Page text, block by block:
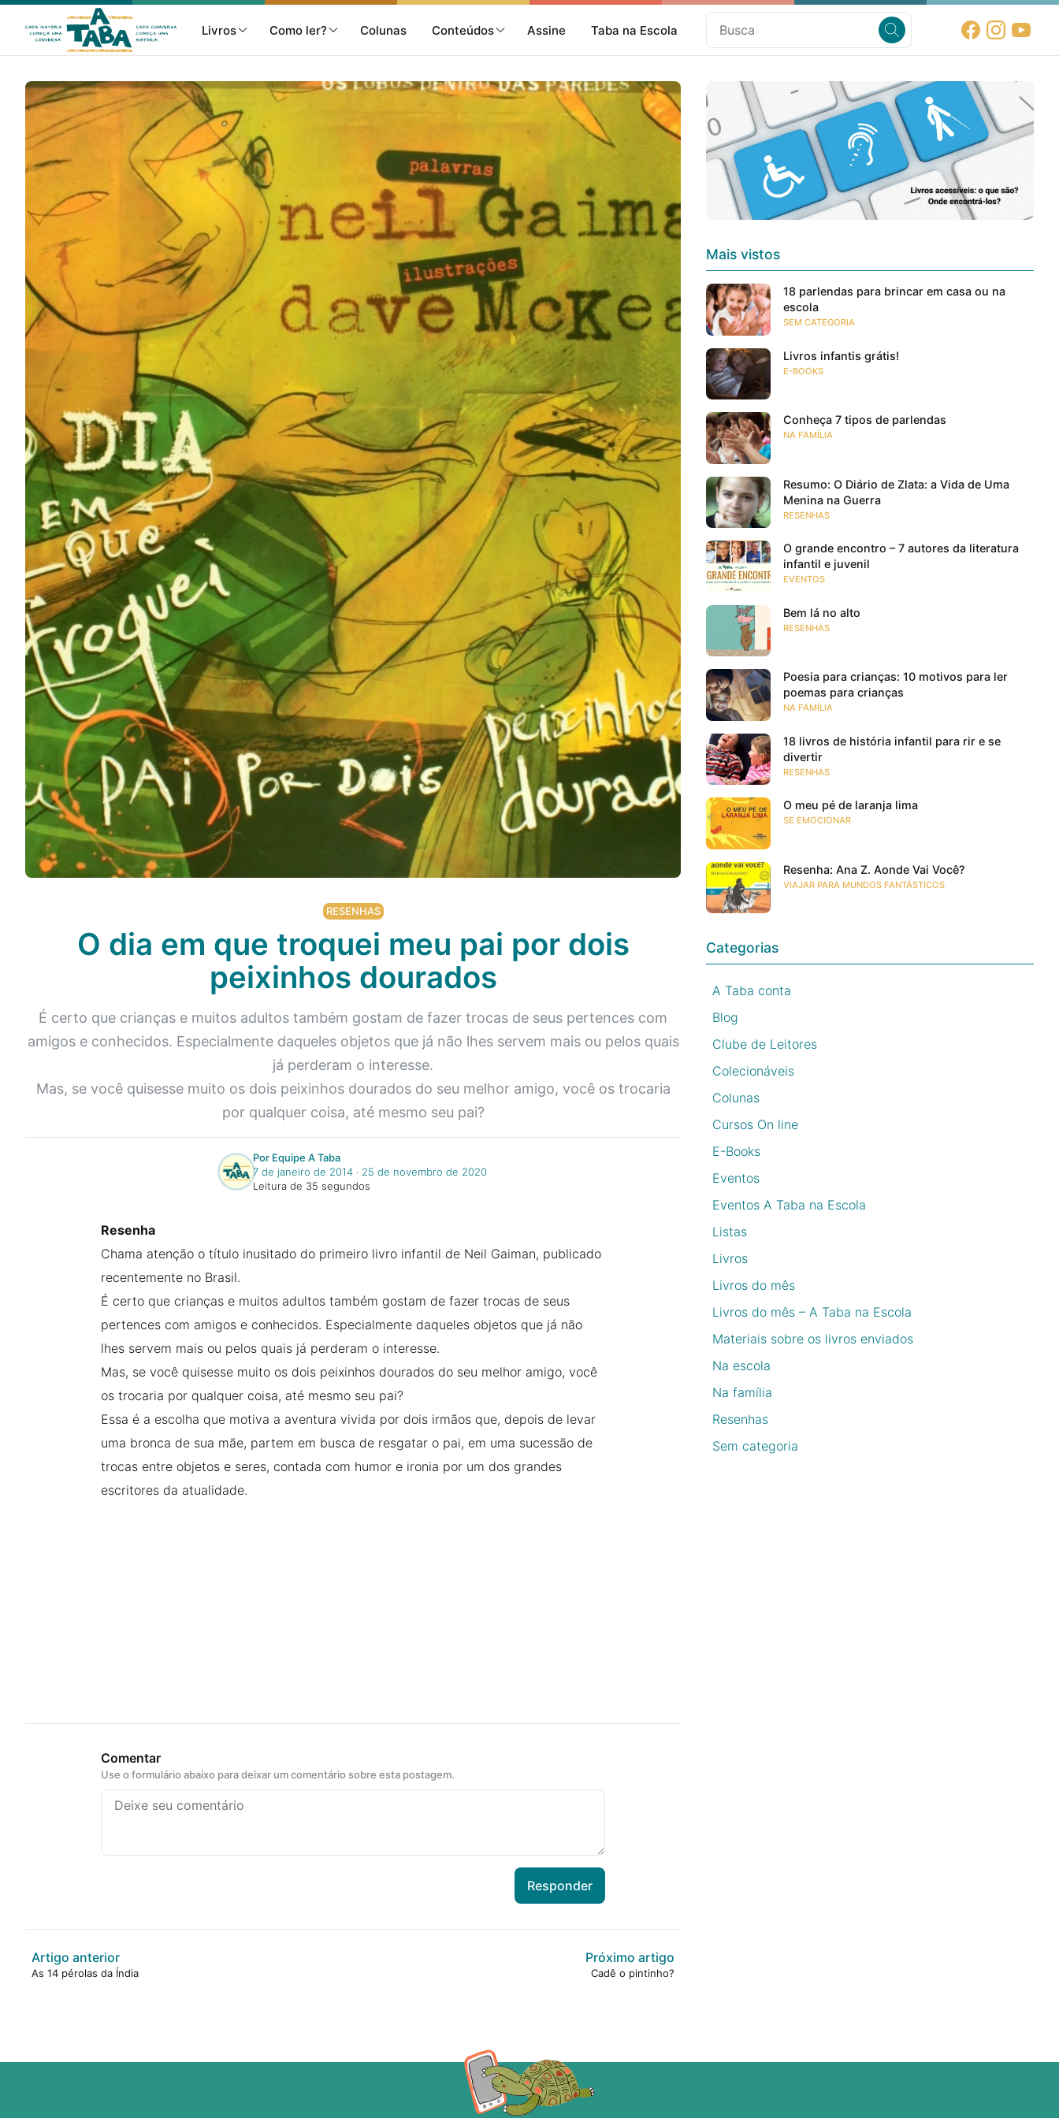
Livros Como ler? Colunas Conteúdos Assine Taba na Escola
Livros
Clube de Leitores
Listas
Como ler?
Na escola
Na família
Colunas
Conteúdos
Colecionáveis
Cursos On line
E-Books
Eventos
Podcast
Assine
Taba na Escola
RESENHAS
O dia em que troquei meu pai por dois
peixinhos dourados
É certo que crianças e muitos adultos também gostam de fazer trocas de seus pertences com
amigos e conhecidos. Especialmente daqueles objetos que já não lhes servem mais ou pelos quais
já perderam o interesse.
Mas, se você quisesse muito os dois peixinhos dourados do seu melhor amigo, você os trocaria
por qualquer coisa, até mesmo seu pai?
Por Equipe A Taba
7 de janeiro de 2014‧ 25 de novembro de 2020
Leitura de 35 segundos
Resenha
Chama atenção o título inusitado do primeiro livro infantil de Neil Gaiman, publicado
recentemente no Brasil.
É certo que crianças e muitos adultos também gostam de fazer trocas de seus
pertences com amigos e conhecidos. Especialmente daqueles objetos que já não
lhes servem mais ou pelos quais já perderam o interesse.
Mas, se você quisesse muito os dois peixinhos dourados do seu melhor amigo, você
os trocaria por qualquer coisa, até mesmo seu pai?
Essa é a escolha que motiva a aventura vivida por dois irmãos que, depois de levar
uma bronca de sua mãe, partem em busca de resgatar o pai, em uma sucessão de
trocas entre objetos e seres, contada com humor e ironia por um dos grandes
escritores da atualidade.
Comentar
Use o formulário abaixo para deixar um comentário sobre esta postagem.
Responder
Artigo anterior
As 14 pérolas da Índia
Próximo artigo
Cadê o pintinho?
Mais vistos
18 parlendas para brincar em casa ou na
escola
SEM CATEGORIA
Livros infantis grátis!
E-BOOKS
Conheça 7 tipos de parlendas
NA FAMÍLIA
Resumo: O Diário de Zlata: a Vida de Uma
Menina na Guerra
RESENHAS
O grande encontro – 7 autores da literatura
infantil e juvenil
EVENTOS
Bem lá no alto
RESENHAS
Poesia para crianças: 10 motivos para ler
poemas para crianças
NA FAMÍLIA
18 livros de história infantil para rir e se
divertir
RESENHAS
O meu pé de laranja lima
SE EMOCIONAR
Resenha: Ana Z. Aonde Vai Você?
VIAJAR PARA MUNDOS FANTÁSTICOS
Categorias
A Taba conta
Blog
Clube de Leitores
Colecionáveis
Colunas
Cursos On line
E-Books
Eventos
Eventos A Taba na Escola
Listas
Livros
Livros do mês
Livros do mês – A Taba na Escola
Materiais sobre os livros enviados
Na escola
Na família
Resenhas
Sem categoria